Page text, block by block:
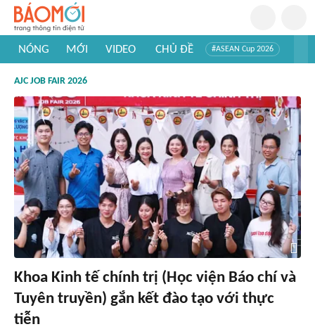
NÓNG MỚI VIDEO CHỦ ĐỀ #ASEAN Cup 2026
#Khám phá thế giới
AJC JOB FAIR 2026
Khoa Kinh tế chính trị (Học viện Báo chí và
Tuyên truyền) gắn kết đào tạo với thực
tiễn